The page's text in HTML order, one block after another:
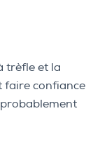
trèfle et la
faire confiance